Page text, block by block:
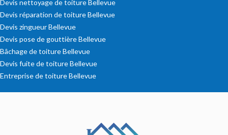
Devis nettoyage de toiture Bellevue
Devis réparation de toiture Bellevue
Devis zingueur Bellevue
Devis pose de gouttière Bellevue
Bâchage de toiture Bellevue
Devis fuite de toiture Bellevue
Entreprise de toiture Bellevue